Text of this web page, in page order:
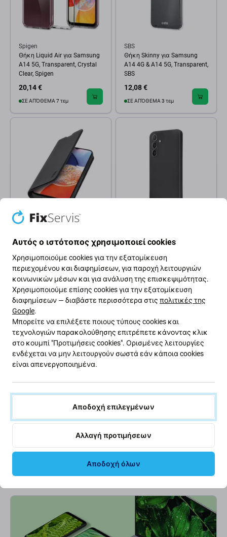
Spigen
Θήκη Liquid Air για Samsung
A14 5G, Transparent, Crystal
Clear, Spigen
20,14 €
ΣΕ ΑΠΌΘΕΜΑ 7 τεμ
SBS
Θήκη Skinny για Samsung
A14 4G & A14 5G, Transparent,
SBS
12,08 €
ΣΕ ΑΠΌΘΕΜΑ 3 τεμ
SBS
για Samsung A14 4G & A14
23,17 €
Εξωτερική αποθήκη
A14 4G & A14 5G, Μαύρο,
18,13 €
Σε απόθεμα (κατάστημα)
Προστατευτικό Γυαλί για
Samsung A14, A14 5G, UWF,
Θήκη Skinny για Samsung
A14 5G, Transparent, SBS
7,05 €
Αυτός ο ιστότοπος χρησιμοποιεί cookies
Χρησιμοποιούμε cookies για την εξατομίκευση
περιεχομένου και διαφημίσεων, για παροχή λειτουργιών
κοινωνικών μέσων και για ανάλυση της επισκεψιμότητας.
Χρησιμοποιούμε επίσης cookies για την εξατομίκευση
διαφημίσεων — διαβάστε περισσότερα στις πολιτικές της
Google.
Μπορείτε να επιλέξετε ποιους τύπους cookies και
τεχνολογιών παρακολούθησης επιτρέπετε κάνοντας κλικ
στο κουμπί "Προτιμήσεις cookies". Ορισμένες λειτουργίες
ενδέχεται να μην λειτουργούν σωστά εάν κάποια cookies
είναι απενεργοποιημένα.
Αποδοχή επιλεγμένων
Αλλαγή προτιμήσεων
Αποδοχή όλων